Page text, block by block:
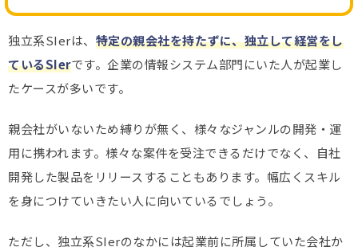
独立系SIerは、 特定の親会社を持たずに、独立して経営をし
ているSIerです。企業の情報システム部門にいた人が起業し
たケースが多いです。
親会社がいないため縛りが無く、様々なジャンルの開発・運
用に携われます。様々な案件を受注できるだけでなく、自社
開発した製品をリリースすることもあります。幅広くスキル
を身につけていきたい人に向いているでしょう。
ただし、独立系SIerのなかには起業前に所属していた会社か